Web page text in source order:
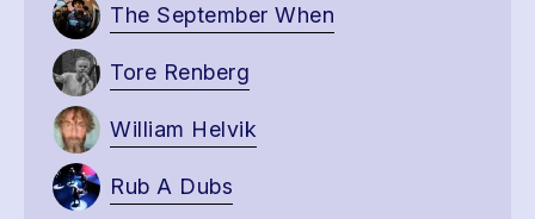
The September When
Tore Renberg
William Helvik
Rub A Dubs